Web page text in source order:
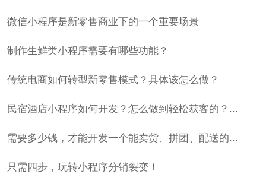
微信小程序是新零售商业下的一个重要场景
制作生鲜类小程序需要有哪些功能？
传统电商如何转型新零售模式？具体该怎么做？
民宿酒店小程序如何开发？怎么做到轻松获客的？...
需要多少钱，才能开发一个能卖货、拼团、配送的...
只需四步，玩转小程序分销裂变！